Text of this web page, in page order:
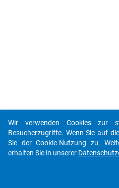
Wir verwenden Cookies zur
Besucherzugriffe. Wenn Sie auf
Sie der Cookie-Nutzung zu.
erhalten Sie in unserer